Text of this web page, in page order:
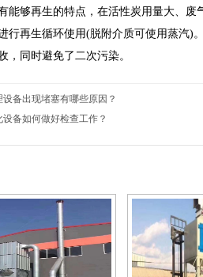
能够再生的特点，在活性炭用量大、
行再生循环使用(脱附介质可使用蒸汽)
，同时避免了二次污染。
设备出现堵塞有哪些原因？
设备如何做好检查工作？